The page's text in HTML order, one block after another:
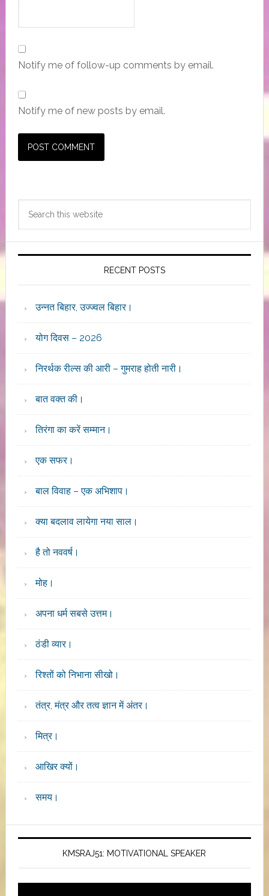
Notify me of follow-up comments by email.
Notify me of new posts by email.
Primary
Sidebar
RECENT POSTS
उन्नत बिहार, उज्ज्वल बिहार।
योग दिवस – 2026
निरर्थक रील्स की आरी – गुमराह होती नारी।
बात वक्त की।
तिरंगा का करें सम्मान।
एक सफर।
बाल विवाह – एक अभिशाप।
क्या बदलाव लायेगा नया साल।
है तो नववर्ष।
मोह।
अपना धर्म सबसे उत्तम।
ठंडी व्यार।
रिश्तों को निभाना सीखो।
तंत्र, मंत्र और तत्व ज्ञान में अंतर।
मित्र।
आखिर क्यों।
समय।
KMSRAJ51: MOTIVATIONAL SPEAKER